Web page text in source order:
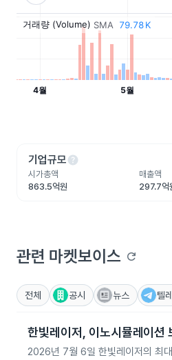
기업규모help
시가총액
863.5억원
매출액
297.7억
관련 마켓보이스 refresh
전체 공시 뉴스 텔
한빛레이저, 이노시뮬레이션
2026년 7월 6일 한빛레이저의 최